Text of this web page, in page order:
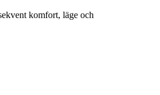
komfort, läge och